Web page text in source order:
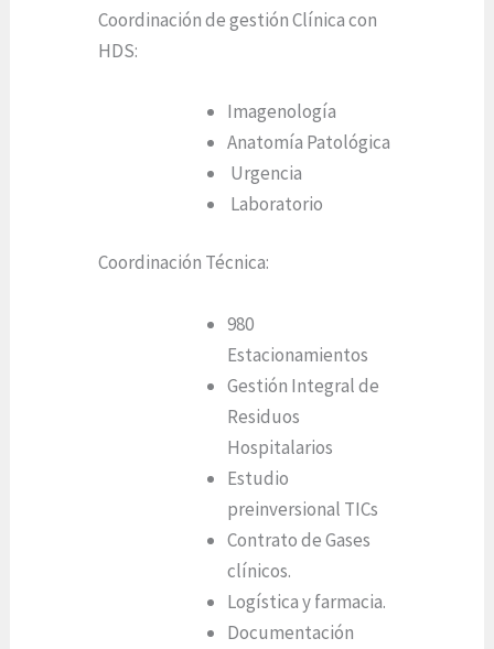
Coordinación de gestión Clínica con
HDS:
Imagenología
Anatomía Patológica
Urgencia
Laboratorio
Coordinación Técnica:
980
Estacionamientos
Gestión Integral de
Residuos
Hospitalarios
Estudio
preinversional TICs
Contrato de Gases
clínicos.
Logística y farmacia.
Documentación